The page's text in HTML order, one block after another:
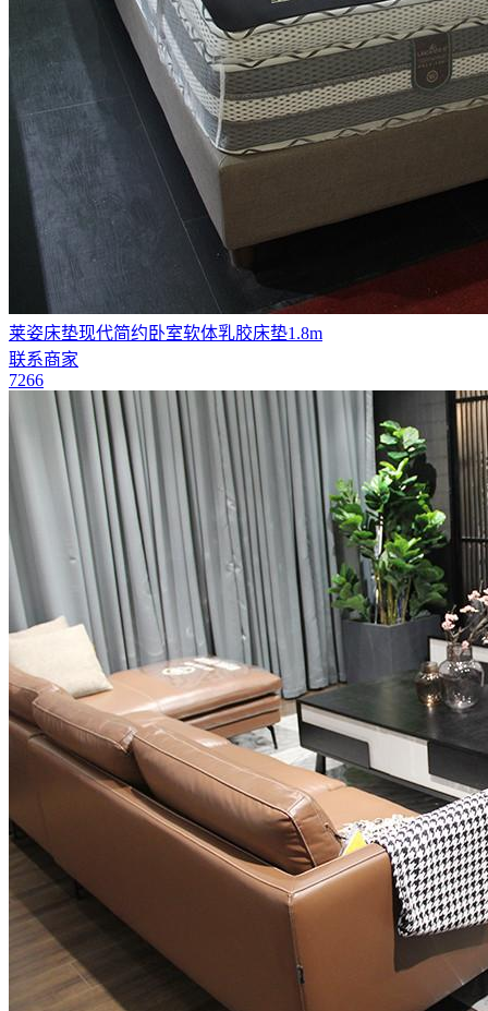
莱姿床垫现代简约卧室软体乳胶床垫1.8m
联系商家
7266